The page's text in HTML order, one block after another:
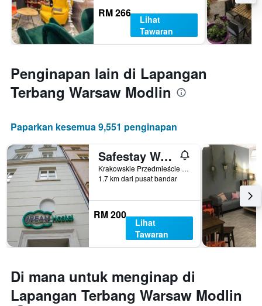
RM 266
Lihat
Tawaran
Penginapan lain di Lapangan
Terbang Warsaw Modlin
Paparkan kesemua 9,551 penginapan
Safestay Warsaw Old Town
Krakowskie Przedmieście 55, Warsaw, Mazowieckie, Poland
1.7 km dari pusat bandar
RM 200
Lihat
Tawaran
Di mana untuk menginap di
Lapangan Terbang Warsaw Modlin